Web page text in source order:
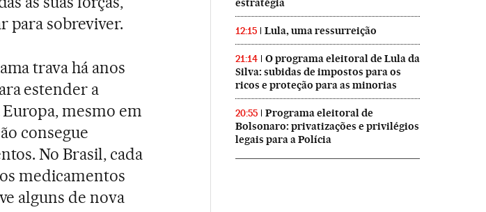
para sobreviver.
trava há anos
estender a
mesmo em
consegue
No Brasil, cada
medicamentos
alguns de nova
estratégia
12:15 Lula, uma ressurreição
21:14
O programa eleitoral de Lula da
Silva: subidas de impostos para os
ricos e proteção para as minorias
20:55
Programa eleitoral de
Bolsonaro: privatizações e privilégios
legais para a Polícia